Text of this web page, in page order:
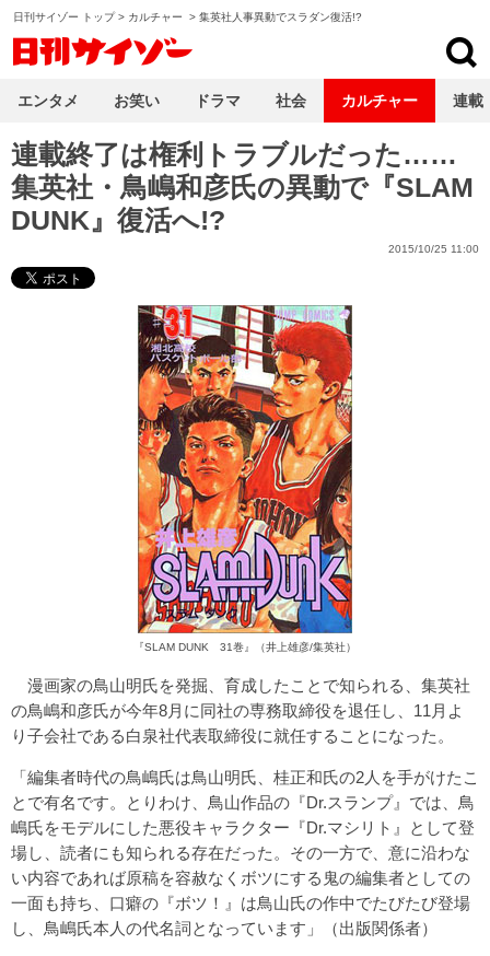
日刊サイゾー トップ> カルチャー > 集英社人事異動でスラダン復活!?
連載終了は権利トラブルだった……
集英社・鳥嶋和彦氏の異動で『SLAM
DUNK』復活へ!?
2015/10/25 11:00
『SLAM DUNK 31巻』（井上雄彦/集英社）
漫画家の鳥山明氏を発掘、育成したことで知られる、集英社
の鳥嶋和彦氏が今年8月に同社の専務取締役を退任し、11月よ
り子会社である白泉社代表取締役に就任することになった。
「編集者時代の鳥嶋氏は鳥山明氏、桂正和氏の2人を手がけたこ
とで有名です。とりわけ、鳥山作品の『Dr.スランプ』では、鳥
嶋氏をモデルにした悪役キャラクター『Dr.マシリト』として登
場し、読者にも知られる存在だった。その一方で、意に沿わな
い内容であれば原稿を容赦なくボツにする鬼の編集者としての
一面も持ち、口癖の『ボツ！』は鳥山氏の作中でたびたび登場
し、鳥嶋氏本人の代名詞となっています」（出版関係者）
エンタメ お笑い ドラマ 社会 カルチャー 連載